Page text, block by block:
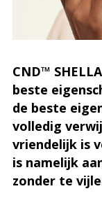
CND™
beste
de beste
volledig
vriendelijk is
is namelijk
zonder te